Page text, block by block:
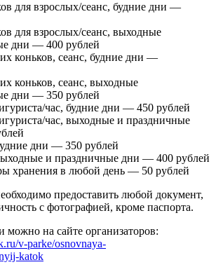
для взрослых/сеанс, будние дни —
для взрослых/сеанс, выходные
дни — 400 рублей
коньков, сеанс, будние дни —
коньков, сеанс, выходные
дни — 350 рублей
час, будние дни — 450 рублей
час, выходные и праздничные
дни — 350 рублей
и праздничные дни — 400 рублей
хранения в любой день — 50 рублей
предоставить любой документ,
с фотографией, кроме паспорта.
можно на сайте организаторов:
v-parke/osnovnaya-
katok